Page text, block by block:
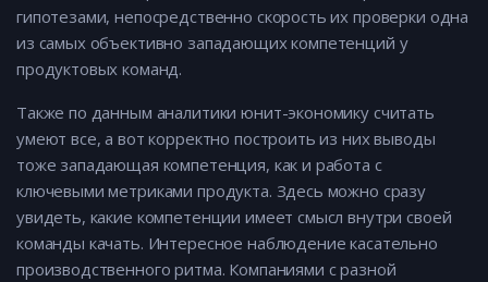
гипотезами, непосредственно скорость их проверки одна
из самых объективно западающих компетенций у
продуктовых команд.
Также по данным аналитики юнит-экономику считать
умеют все, а вот корректно построить из них выводы
тоже западающая компетенция, как и работа с
ключевыми метриками продукта. Здесь можно сразу
увидеть, какие компетенции имеет смысл внутри своей
команды качать. Интересное наблюдение касательно
производственного ритма. Компаниями с разной